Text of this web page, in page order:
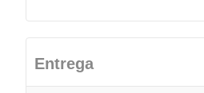
Entrega